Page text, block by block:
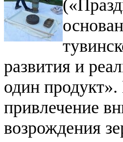
развития и
один продукт».
привлечение
возрождения